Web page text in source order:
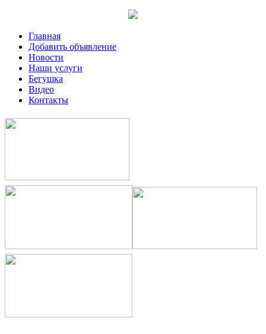
Главная
Добавить объявление
Новости
Наши услуги
Бегушка
Видео
Контакты